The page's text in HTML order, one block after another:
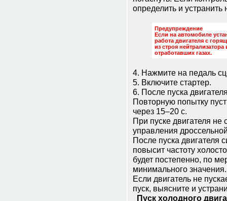
определить и устранить
Предупреждение
Если на автомобиле
работа двигателя с
из строя
отработавших газах.
4. Нажмите на педаль
5. Включите стартер.
6. После пуска
Повторную попытку
через 15–20 с.
При пуске двигателя не
управления
После пуска двигателя
повысит частоту
будет постепенно, по
минимального значения.
Если двигатель не
пуск, выясните и
Пуск холодного